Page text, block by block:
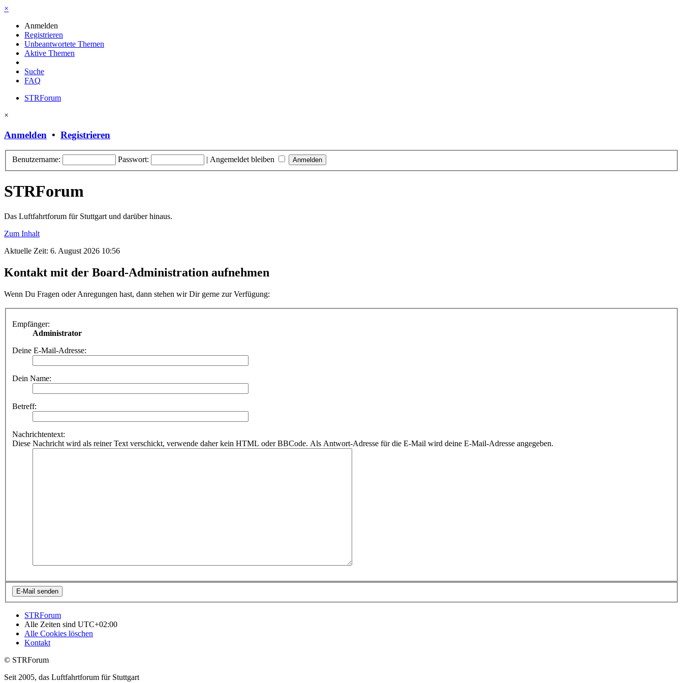
×
Anmelden
Registrieren
Unbeantwortete Themen
Aktive Themen
Suche
FAQ
STRForum
×
Anmelden • Registrieren
Benutzername: Passwort: | Angemeldet bleiben
STRForum
Das Luftfahrtforum für Stuttgart und darüber hinaus.
Zum Inhalt
Aktuelle Zeit: 6. August 2026 10:56
Kontakt mit der Board-Administration aufnehmen
Wenn Du Fragen oder Anregungen hast, dann stehen wir Dir gerne zur Verfügung:
Empfänger:
Administrator
Deine E-Mail-Adresse:
Dein Name:
Betreff:
Nachrichtentext:
Diese Nachricht wird als reiner Text verschickt, verwende daher kein HTML oder BBCode. Als Antwort-Adresse für die E-Mail wird deine E-Mail-Adresse angegeben.
STRForum
Alle Zeiten sind UTC+02:00
Alle Cookies löschen
Kontakt
© STRForum
Seit 2005, das Luftfahrtforum für Stuttgart